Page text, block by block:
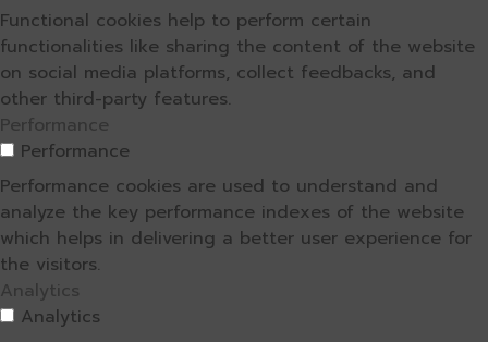
Functional cookies help to perform certain
functionalities like sharing the content of the website
on social media platforms, collect feedbacks, and
other third-party features.
Performance
Performance
Performance cookies are used to understand and
analyze the key performance indexes of the website
which helps in delivering a better user experience for
the visitors.
Analytics
Analytics